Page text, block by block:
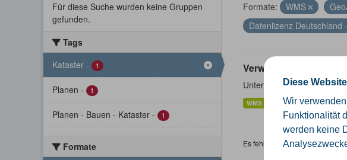
Diese
Wir
Funktionalität
werden keine
Für diese Suche wurden keine Gruppen
gefunden.
Tags
Kataster - 1
Planen - 1
Planen - Bauen - Kataster - 1
Formate
Formate: WMS
Datenlizenz Deutschland
Verwaltungsgrenzen
Unterschiedliche Ebenen
WMS SHP GeoJSON
Es fehlen spezifische